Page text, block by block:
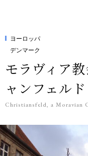
ヨーロッパ
デンマーク
モラヴィア
ャンフェルド
Christiansfeld, a Moravian